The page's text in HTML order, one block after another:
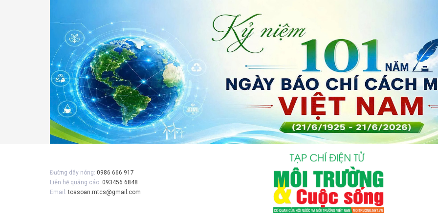
Đường dây nóng: 0986 666 917
Liên hệ quảng cáo: 093456 6848
Email:toasoan.mtcs@gmail.com
Gửi bình luận